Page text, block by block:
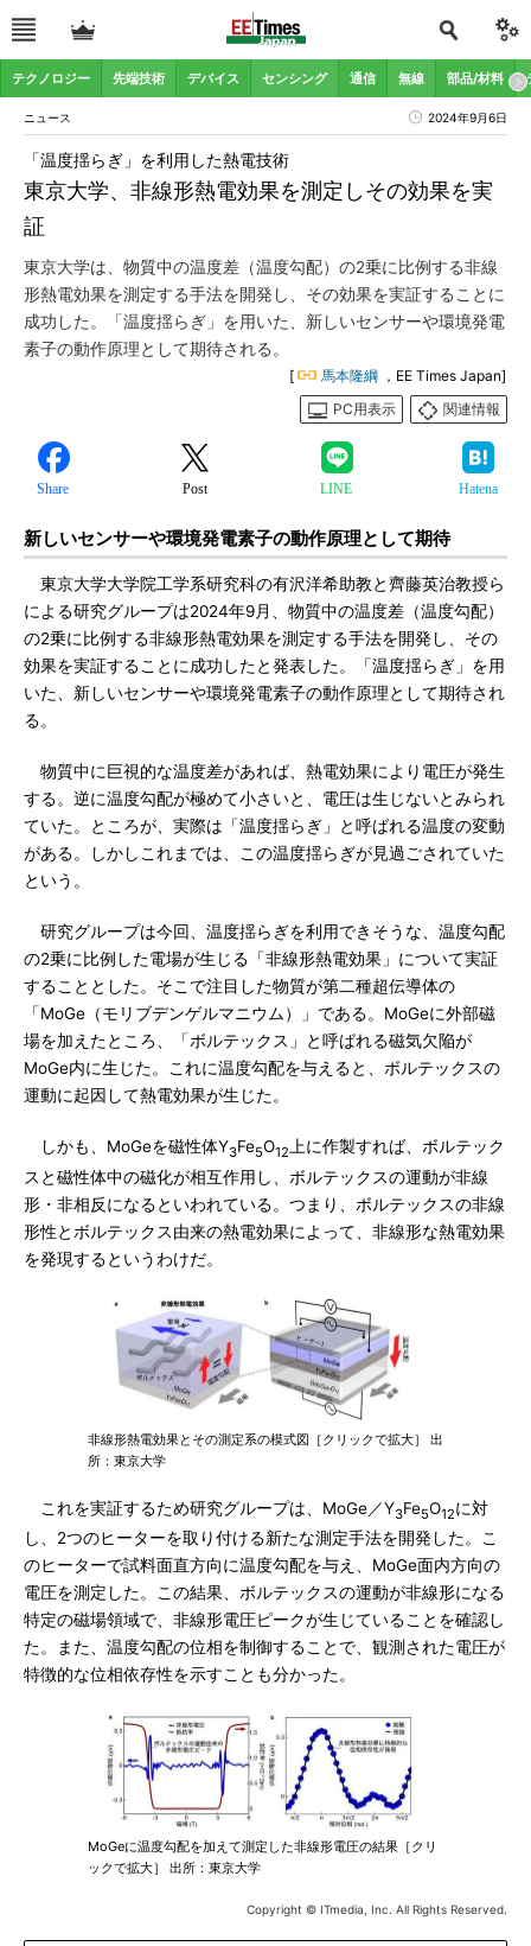
テクノロジー 先端技術 デバイス センシング 通信 無線 部品/材料
ニュース 2024年9月6日
東京大学、非線形熱電効果を測定しその効果を実
証
「温度揺らぎ」を利用した熱電技術
東京大学は、物質中の温度差（温度勾配）の2乗に比例する非線
形熱電効果を測定する手法を開発し、その効果を実証することに
成功した。「温度揺らぎ」を用いた、新しいセンサーや環境発電
素子の動作原理として期待される。
[ 馬本隆綱 ，EE Times Japan]
PC用表示
関連情報
Share Post LINE Hatena
新しいセンサーや環境発電素子の動作原理として期待
東京大学大学院工学系研究科の有沢洋希助教と齊藤英治教授ら
による研究グループは2024年9月、物質中の温度差（温度勾配）
の2乗に比例する非線形熱電効果を測定する手法を開発し、その
効果を実証することに成功したと発表した。「温度揺らぎ」を用
いた、新しいセンサーや環境発電素子の動作原理として期待され
る。
物質中に巨視的な温度差があれば、熱電効果により電圧が発生
する。逆に温度勾配が極めて小さいと、電圧は生じないとみられ
ていた。ところが、実際は「温度揺らぎ」と呼ばれる温度の変動
がある。しかしこれまでは、この温度揺らぎが見過ごされていた
という。
研究グループは今回、温度揺らぎを利用できそうな、温度勾配
の2乗に比例した電場が生じる「非線形熱電効果」について実証
することとした。そこで注目した物質が第二種超伝導体の
「MoGe（モリブデンゲルマニウム）」である。MoGeに外部磁
場を加えたところ、「ボルテックス」と呼ばれる磁気欠陥が
MoGe内に生じた。これに温度勾配を与えると、ボルテックスの
運動に起因して熱電効果が生じた。
しかも、MoGeを磁性体Y3Fe5O12 上に作製すれば、ボルテック
スと磁性体中の磁化が相互作用し、ボルテックスの運動が非線
形・非相反になるといわれている。つまり、ボルテックスの非線
形性とボルテックス由来の熱電効果によって、非線形な熱電効果
を発現するというわけだ。
非線形熱電効果とその測定系の模式図［クリックで拡大］ 出
所：東京大学
これを実証するため研究グループは、MoGe／Y3Fe5O12に対
し、2つのヒーターを取り付ける新たな測定手法を開発した。こ
のヒーターで試料面直方向に温度勾配を与え、MoGe面内方向の
電圧を測定した。この結果、ボルテックスの運動が非線形になる
特定の磁場領域で、非線形電圧ピークが生じていることを確認し
た。また、温度勾配の位相を制御することで、観測された電圧が
特徴的な位相依存性を示すことも分かった。
MoGeに温度勾配を加えて測定した非線形電圧の結果［クリ
ックで拡大］ 出所：東京大学
Copyright © ITmedia, Inc. All Rights Reserved.